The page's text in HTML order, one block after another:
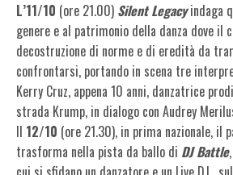
L’11/10 (ore 21.00) Silent Legacyindaga
genere e al patrimonio della danza dove il
decostruzione di norme e di eredità da
confrontarsi, portando in scena tre
Kerry Cruz, appena 10 anni, danzatrice
strada Krump, in dialogo con Audrey
Il 12/10 (ore 21.30), in prima nazionale, il
trasforma nella pista da ballo di DJ Battle